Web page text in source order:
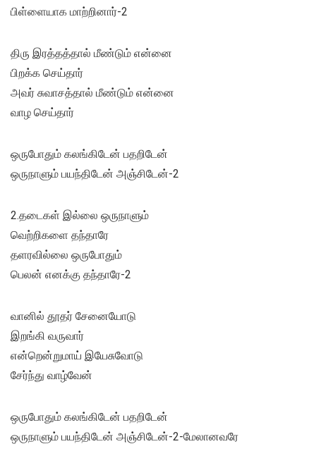
பிள்ளையாக மாற்றினார்-2
திரு இரத்தத்தால் மீண்டும் என்னை
பிறக்க செய்தார்
அவர் சுவாசத்தால் மீண்டும் என்னை
வாழ செய்தார்
ஒருபோதும் கலங்கிடேன் பதறிடேன்
ஒருநாளும் பயந்திடேன் அஞ்சிடேன்-2
2.தடைகள் இல்லை ஒருநாளும்
வெற்றிகளை தந்தாரே
தளரவில்லை ஒருபோதும்
பெலன் எனக்கு தந்தாரே-2
வானில் தூதர் சேனையோடு
இறங்கி வருவார்
என்றென்றுமாய் இயேசுவோடு
சேர்ந்து வாழ்வேன்
ஒருபோதும் கலங்கிடேன் பதறிடேன்
ஒருநாளும் பயந்திடேன் அஞ்சிடேன்-2-மேலானவரே